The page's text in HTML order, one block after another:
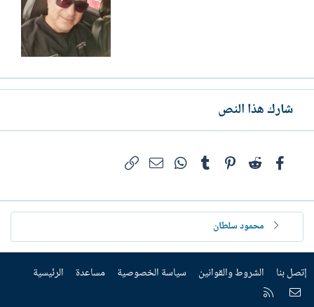
شارك هذا النص
فيسبوكReddit
Pinterest
Tumblr
WhatsAppالبريد الإلكتروني
محمود سلطان
إتصل بنا الشروط والقوانين سياسة الخصوصية مساعدة الرئيسية
إتصل بنا